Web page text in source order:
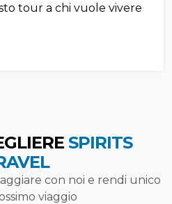
tour a chi vuole vivere
SPIRITS
con noi e rendi unico
viaggio